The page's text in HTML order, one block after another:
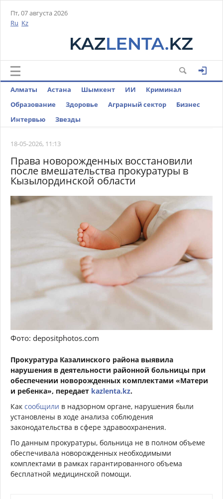
Пт, 07 августа 2026
Ru Kz
Алматы Астана Шымкент ИИ
Криминал
Образование
Здоровье Аграрный сектор
Бизнес
Интервью
Звезды
18-05-2026, 11:13
Права новорожденных восстановили
после вмешательства прокуратуры в
Кызылординской области
Фото: depositphotos.com
Прокуратура Казалинского района выявила
нарушения в деятельности районной больницы при
обеспечении новорожденных комплектами «Матери
и ребенка», передает kazlenta.kz.
Как сообщили в надзорном органе, нарушения были
установлены в ходе анализа соблюдения
законодательства в сфере здравоохранения.
По данным прокуратуры, больница не в полном объеме
обеспечивала новорожденных необходимыми
комплектами в рамках гарантированного объема
бесплатной медицинской помощи.